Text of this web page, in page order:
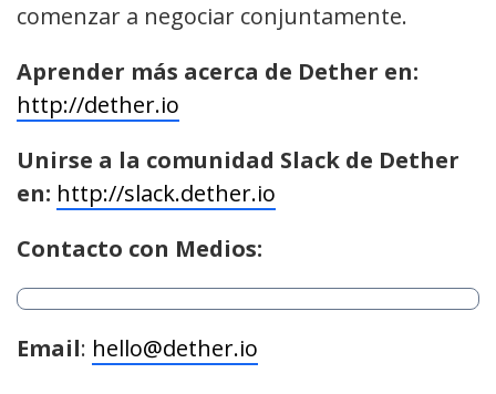
comenzar a negociar conjuntamente.
Aprender más acerca de Dether en:
http://dether.io
Unirse a la comunidad Slack de Dether
en: http://slack.dether.io
Contacto con Medios:
Email: hello@dether.io